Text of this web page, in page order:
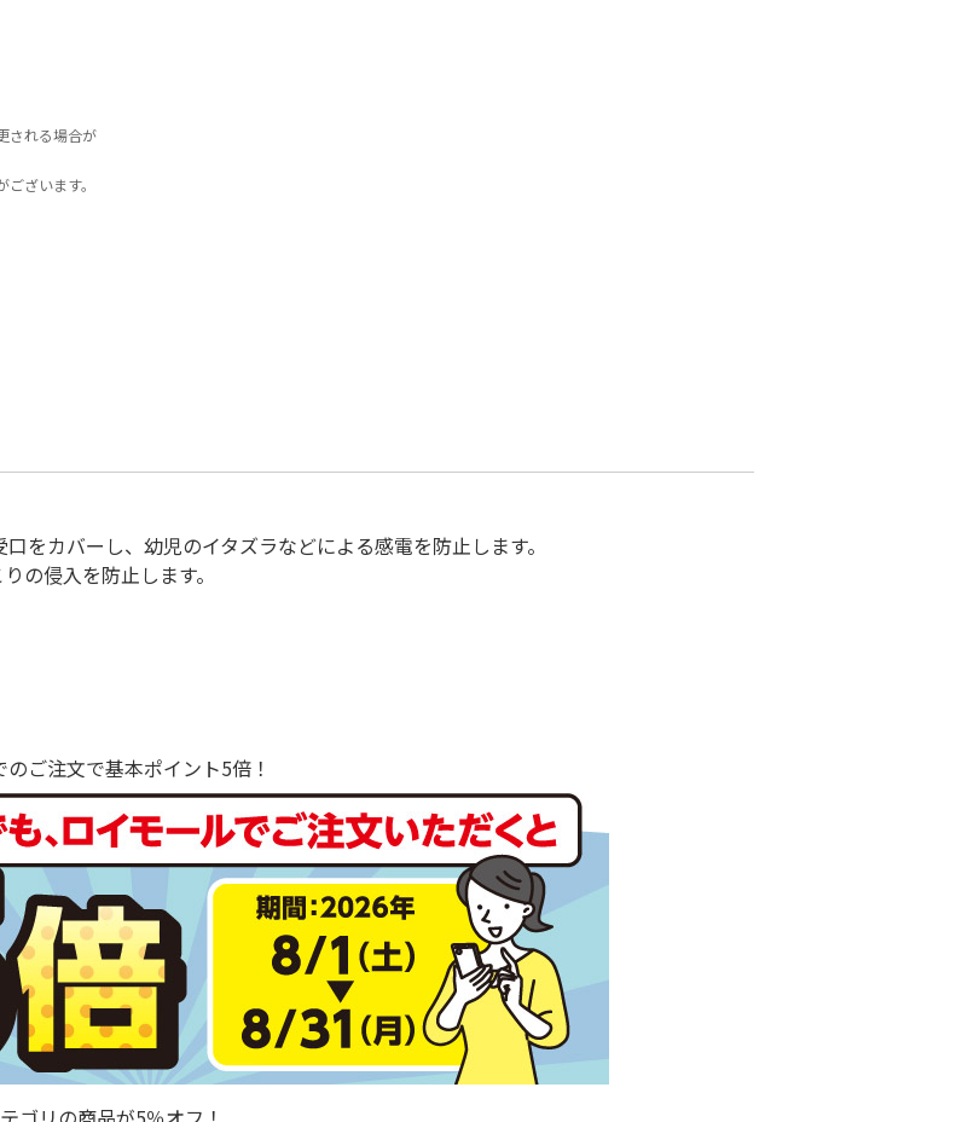
される場合が
ざいます。
をカバーし、幼児のイタズラなどによる感電を防止します。
の侵入を防止します。
ご注文で基本ポイント5倍！